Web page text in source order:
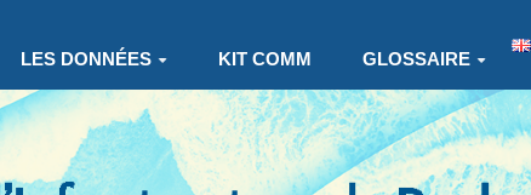
LES DONNÉES KIT COMM GLOSSAIRE